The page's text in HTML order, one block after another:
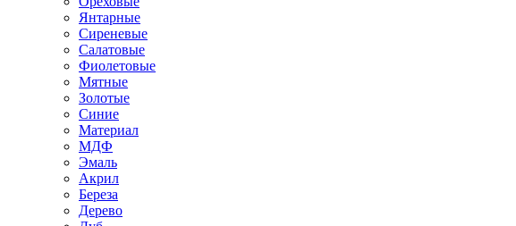
Янтарные
Сиреневые
Салатовые
Фиолетовые
Мятные
Золотые
Синие
Материал
МДФ
Эмаль
Акрил
Береза
Дерево